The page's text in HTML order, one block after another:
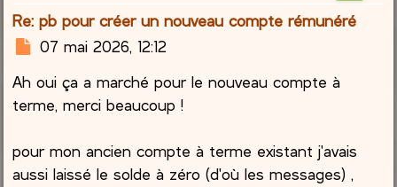
Re: pb pour créer un nouveau compte rémunéré
M
s
s
e
07 mai 2026, 12:12
Ah oui ça a marché pour le nouveau compte à
terme, merci beaucoup !
pour mon ancien compte à terme existant j'avais
aussi laissé le solde à zéro (d'où les messages) ,